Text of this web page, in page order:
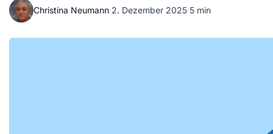
Christina Neumann·2. Dezember 2025·5 min